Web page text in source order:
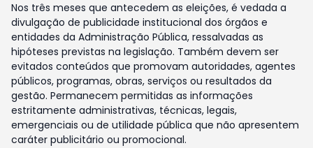
Nos três meses que antecedem as eleições, é vedada a
divulgação de publicidade institucional dos órgãos e
entidades da Administração Pública, ressalvadas as
hipóteses previstas na legislação. Também devem ser
evitados conteúdos que promovam autoridades, agentes
públicos, programas, obras, serviços ou resultados da
gestão. Permanecem permitidas as informações
estritamente administrativas, técnicas, legais,
emergenciais ou de utilidade pública que não apresentem
caráter publicitário ou promocional.